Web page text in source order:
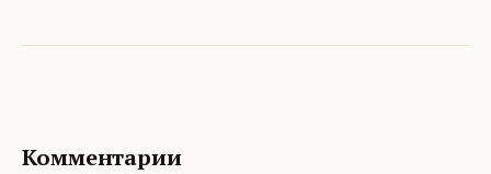
Комментарии